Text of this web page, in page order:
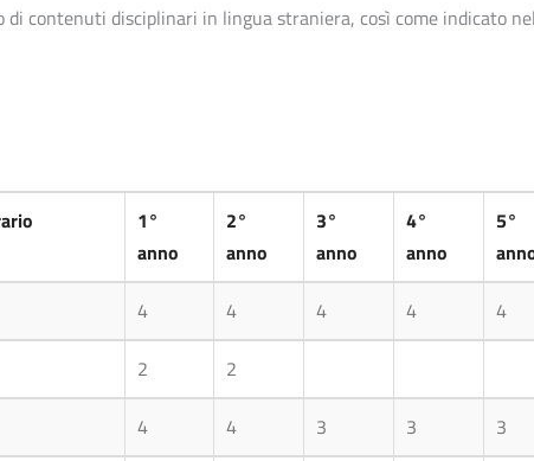
contenuti disciplinari in lingua straniera, così come indicato nel
1°
anno
2°
anno
3°
anno
4°
anno
5°
1°
2°
3°
4°
5°
4 4 4 4 4
2 2
4 4 3 3 3